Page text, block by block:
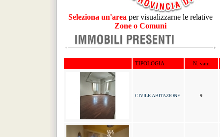
Seleziona un'area per visualizzarne le relative
Zone o Comuni
TIPOLOGIA N. vani
CIVILE ABITAZIONE 9